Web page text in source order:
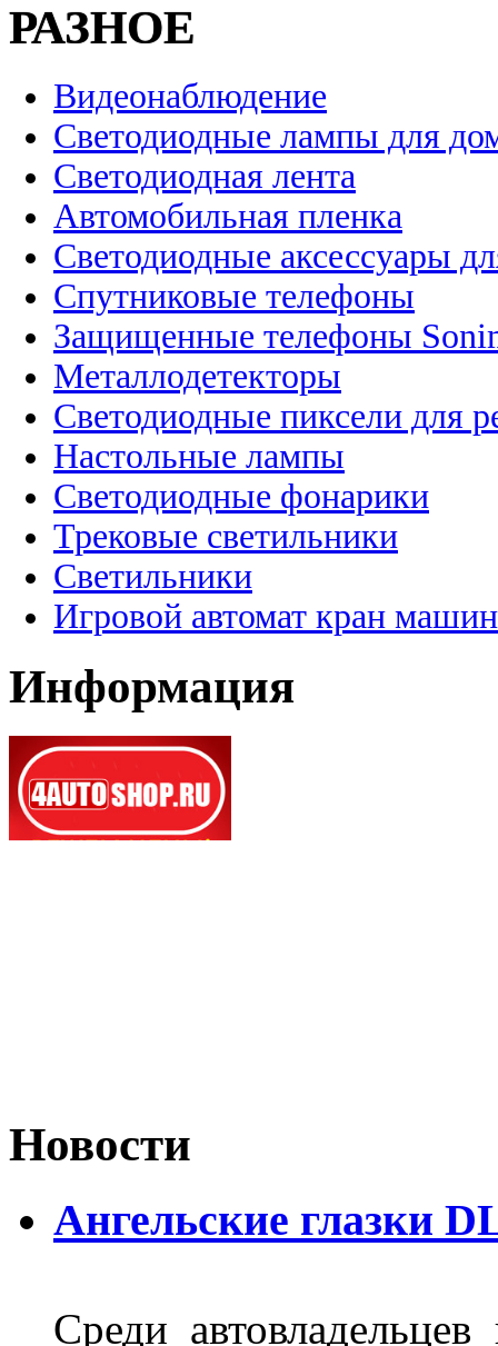
РАЗНОЕ
Видеонаблюдение
Светодиодные лампы для
Светодиодная лента
Автомобильная пленка
Светодиодные аксессуары
Спутниковые телефоны
Защищенные телефоны
Металлодетекторы
Светодиодные пиксели для
Настольные лампы
Светодиодные фонарики
Трековые светильники
Светильники
Игровой автомат кран
Информация
Новости
Ангельские глазки
Среди